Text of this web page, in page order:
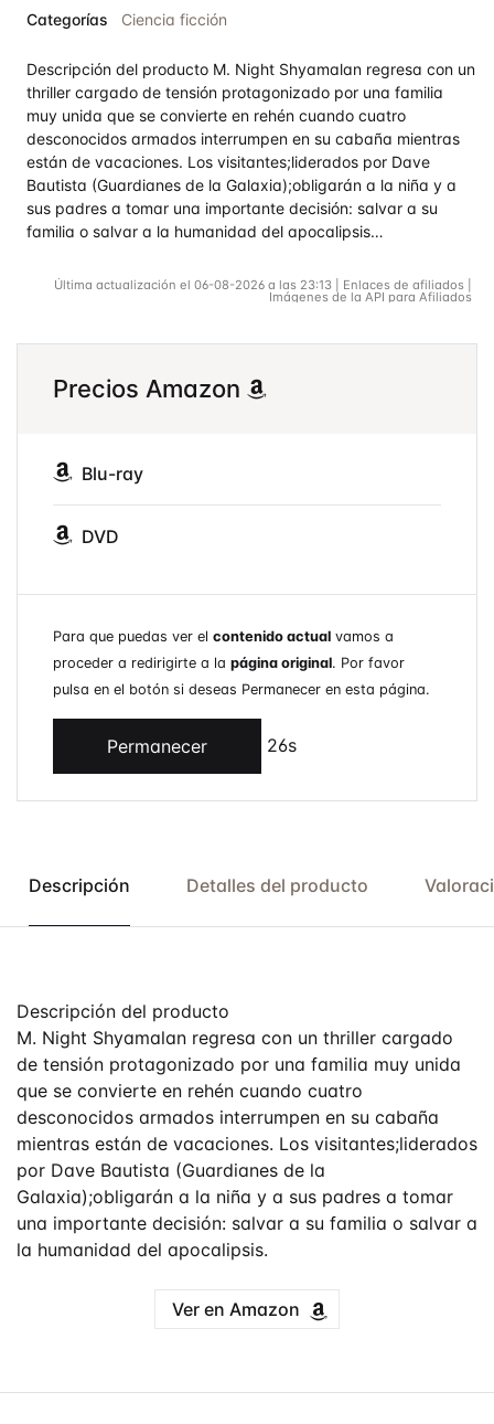
en4.5
Categorías Ciencia ficción
Descripción del producto M. Night Shyamalan regresa con un
thriller cargado de tensión protagonizado por una familia
muy unida que se convierte en rehén cuando cuatro
desconocidos armados interrumpen en su cabaña mientras
están de vacaciones. Los visitantes;liderados por Dave
Bautista (Guardianes de la Galaxia);obligarán a la niña y a
sus padres a tomar una importante decisión: salvar a su
familia o salvar a la humanidad del apocalipsis…
Última actualización el 06-08-2026 a las 23:13 | Enlaces de afiliados |
Imágenes de la API para Afiliados
Precios Amazon
Blu-ray
DVD
Para que puedas ver el contenido actual vamos a
proceder a redirigirte a la página original. Por favor
pulsa en el botón si deseas Permanecer en esta página.
Permanecer 26s
Descripción Detalles del producto
Descripción del producto
M. Night Shyamalan regresa con un thriller cargado
de tensión protagonizado por una familia muy unida
que se convierte en rehén cuando cuatro
desconocidos armados interrumpen en su cabaña
mientras están de vacaciones. Los visitantes;liderados
por Dave Bautista (Guardianes de la
Galaxia);obligarán a la niña y a sus padres a tomar
una importante decisión: salvar a su familia o salvar a
la humanidad del apocalipsis.
Ver en Amazon